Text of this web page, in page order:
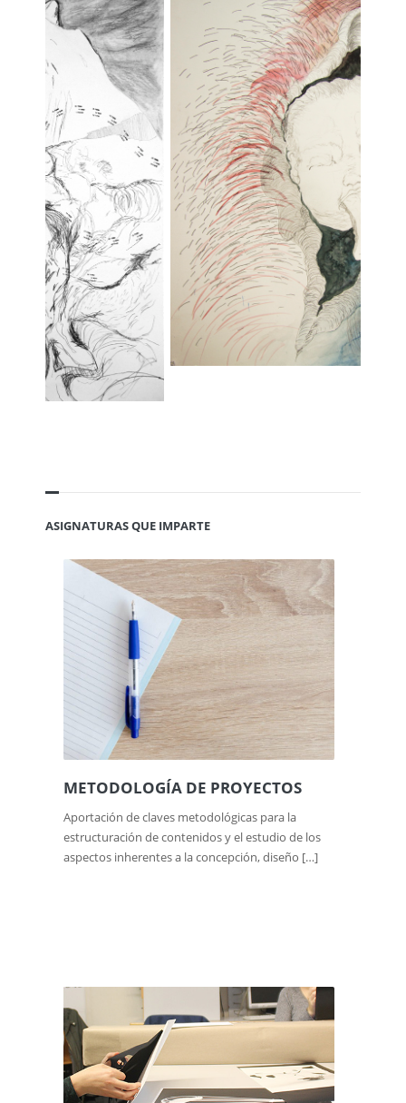
estructuración de contenidos y el estudio de los
aspectos inherentes a la concepción, diseño […]